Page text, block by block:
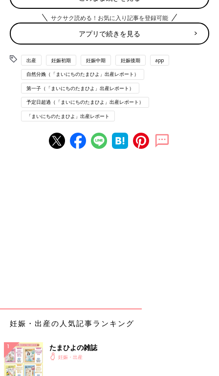
5時に夫到着
すでにケータイ触る余裕なし
そこから15時までずっと4〜5分間隔の陣痛
、NSTするも強弱あ
夜中から陣痛スタートのため寝不足と陣痛疲れにより意識混濁、
ずっとウトウトして意外と時間がすぎるのが早かった
内診を計4回して子宮口はゆっくり開いてるけどなかなか降りて
こない…
(内診室まで2階から1階へ徒歩で移動がキツかった)
15時過ぎ
陣痛促進剤投与決定と子宮を柔らかくする薬剤を注射する
陣痛促進剤を点滴して陣痛強くなった気がするけど、出産に繋が
普段は泣きやすいのに出産で疲れすぎて感動が薄い私と滅多に泣
先生にへその緒がたすき掛けになってるの久しぶりにみたよ！こ
れじゃ降りて来れんわ〜と言われる‍
助産師さんに「ここまで長かったし、いい陣痛も来ないし、子宮
サクサク読める！お気に入り記事を登録可能
アプリで続きを見る
出産 妊娠初期 妊娠中期 妊娠後期 app
自然分娩（「まいにちのたまひよ」出産レポート）
第一子（「まいにちのたまひよ」出産レポート）
予定日超過（「まいにちのたまひよ」出産レポート）
「まいにちのたまひよ」出産レポート
妊娠・出産の人気記事ランキング
たまひよの雑誌
妊娠・出産